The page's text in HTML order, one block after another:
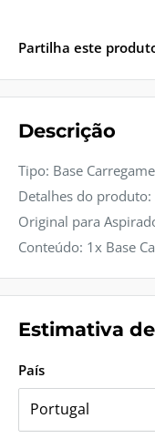
Partilha este
Descrição
Tipo: Base
Detalhes do produto:
Original para
Conteúdo: 1x Base
Estimativa
País